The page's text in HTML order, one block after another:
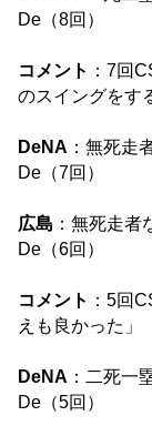
De（8回）
コメント ：7回
のスイングをす
DeNA ：無死走
De（7回）
広島 ：無死走者
De（6回）
コメント ：5回
えも良かった」
DeNA ：二死一
De（5回）